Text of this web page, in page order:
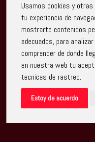
Usamos cookies y
tu experiencia de
mostrarte contenidos
adecuados, para
comprender de donde
en nuestra web tu
tecnicas de rastreo.
Estoy de acuerdo
Escuela Arte
Europea con cargo
2014-2020,
a la pandemia de
sobrecoste
y autónomos
los precios del gas
impacto de la